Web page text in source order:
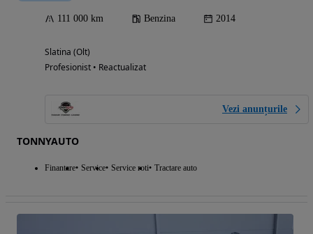
111 000 km Benzina 2014
Slatina (Olt)
Profesionist • Reactualizat
Vezi anunțurile
TONNYAUTO
Finantare Service Service roti Tractare auto